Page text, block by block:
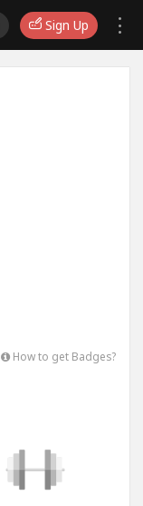
Sign Up
How to get Badges?